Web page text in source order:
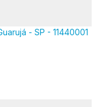
- SP - 11440001